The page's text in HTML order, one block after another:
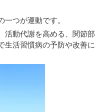
一つが運動です。
活動代謝を高める、関節部
生活習慣病の予防や改善に